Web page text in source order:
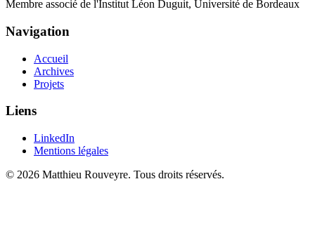
Membre associé de l'Institut Léon Duguit, Université de Bordeaux
Navigation
Accueil
Archives
Projets
Liens
LinkedIn
Mentions légales
© 2026 Matthieu Rouveyre. Tous droits réservés.